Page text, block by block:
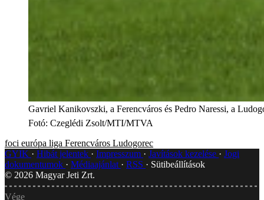
Gavriel Kanikovszki, a Ferencváros és Pedro Naressi, a
Fotó: Czeglédi Zsolt/MTI/MTVA
foci európa liga Ferencváros Ludogorec
GYIK
Hibát jelentek Impresszum Javítások kezelése
Jogi
dokumentumok
Médiaajánlat RSS
Sütibeállítások
© 2026 Magyar Jeti Zrt.
Vége